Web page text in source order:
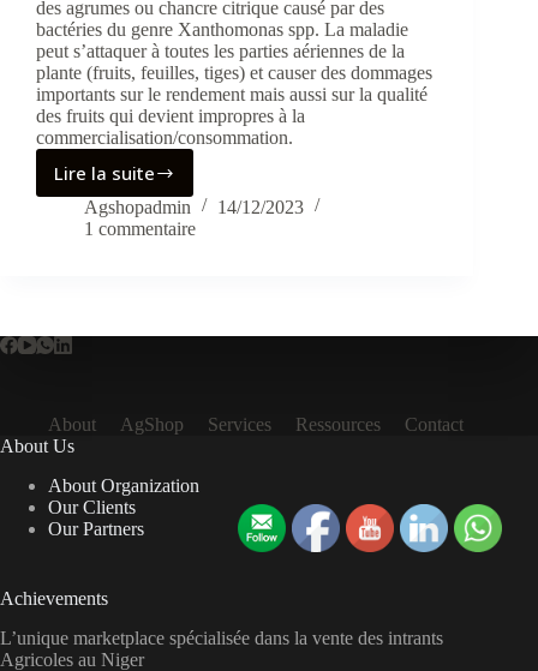
des agrumes ou chancre citrique causé par des
bactéries du genre Xanthomonas spp. La maladie
peut s’attaquer à toutes les parties aériennes de la
plante (fruits, feuilles, tiges) et causer des dommages
importants sur le rendement mais aussi sur la qualité
des fruits qui devient impropres à la
commercialisation/consommation.
Lire la suite
Le
chancre
bactérien
Agshopadmin
14/12/2023
1 commentaire
About AgShop Services Ressources
Contact
About Us
About Organization
Our Clients
Our Partners
Achievements
L’unique marketplace spécialisée dans la vente des intrants
Agricoles au Niger